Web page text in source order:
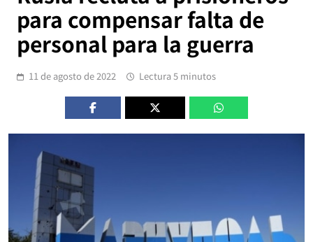
para compensar falta de
personal para la guerra
11 de agosto de 2022 Lectura 5 minutos